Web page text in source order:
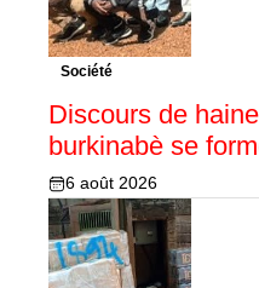
Société
Discours de
burkinabè se
6 août 2026